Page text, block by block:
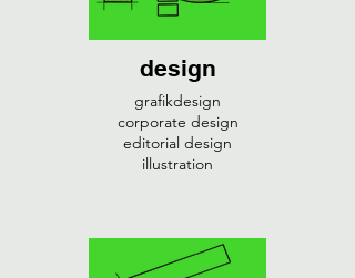
design
grafikdesign
corporate design
editorial design
illustration